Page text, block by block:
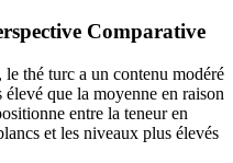
Comparative
thé turc a un contenu modéré
que la moyenne en raison
entre la teneur en
et les niveaux plus élevés